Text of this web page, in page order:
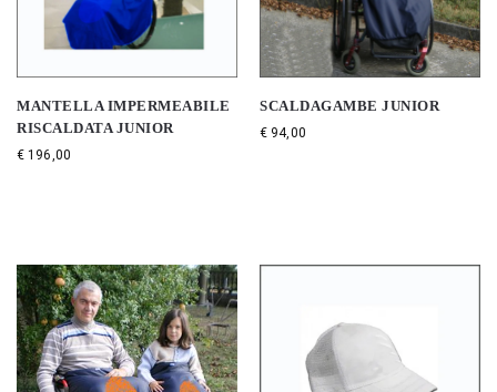
MANTELLA IMPERMEABILE
RISCALDATA JUNIOR
€ 196,00
SCALDAGAMBE JUNIOR
€ 94,00